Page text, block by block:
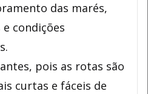
das marés,
condições
pois as rotas são
curtas e fáceis de